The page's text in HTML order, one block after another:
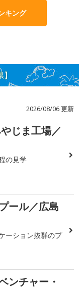
キング
2026/08/06 更新
じま工場／
の見学
ール／広島
ーション抜群のプ
ンチャー・